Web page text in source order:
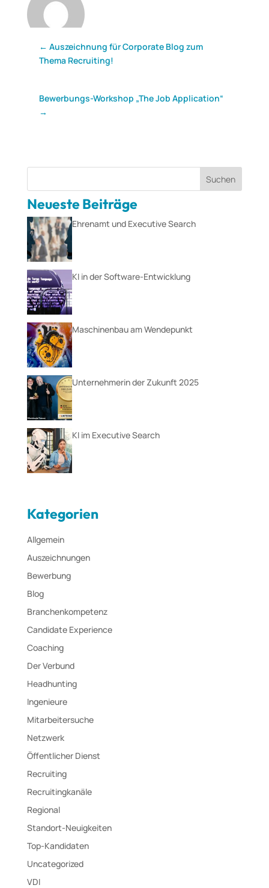
← Auszeichnung für Corporate Blog zum
Thema Recruiting!
Bewerbungs-Workshop „The Job Application“
→
Suchen
Neueste Beiträge
Ehrenamt und Executive Search
KI in der Software-Entwicklung
Maschinenbau am Wendepunkt
Unternehmerin der Zukunft 2025
KI im Executive Search
Kategorien
Allgemein
Auszeichnungen
Bewerbung
Blog
Branchenkompetenz
Candidate Experience
Coaching
Der Verbund
Headhunting
Ingenieure
Mitarbeitersuche
Netzwerk
Öffentlicher Dienst
Recruiting
Recruitingkanäle
Regional
Standort-Neuigkeiten
Top-Kandidaten
Uncategorized
VDI